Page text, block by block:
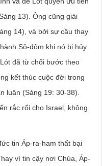
13). Ông cũng giải
14), và bởi sự cầu thay
Sô-đôm khi nó bị hủy
đã từ chối bước theo
kết thúc cuộc đời trong
luân (Sáng 19: 30-38).
rắc rối cho Israel, không
tin Áp-ra-ham thất bại
vì tin cậy nơi Chúa, Áp-